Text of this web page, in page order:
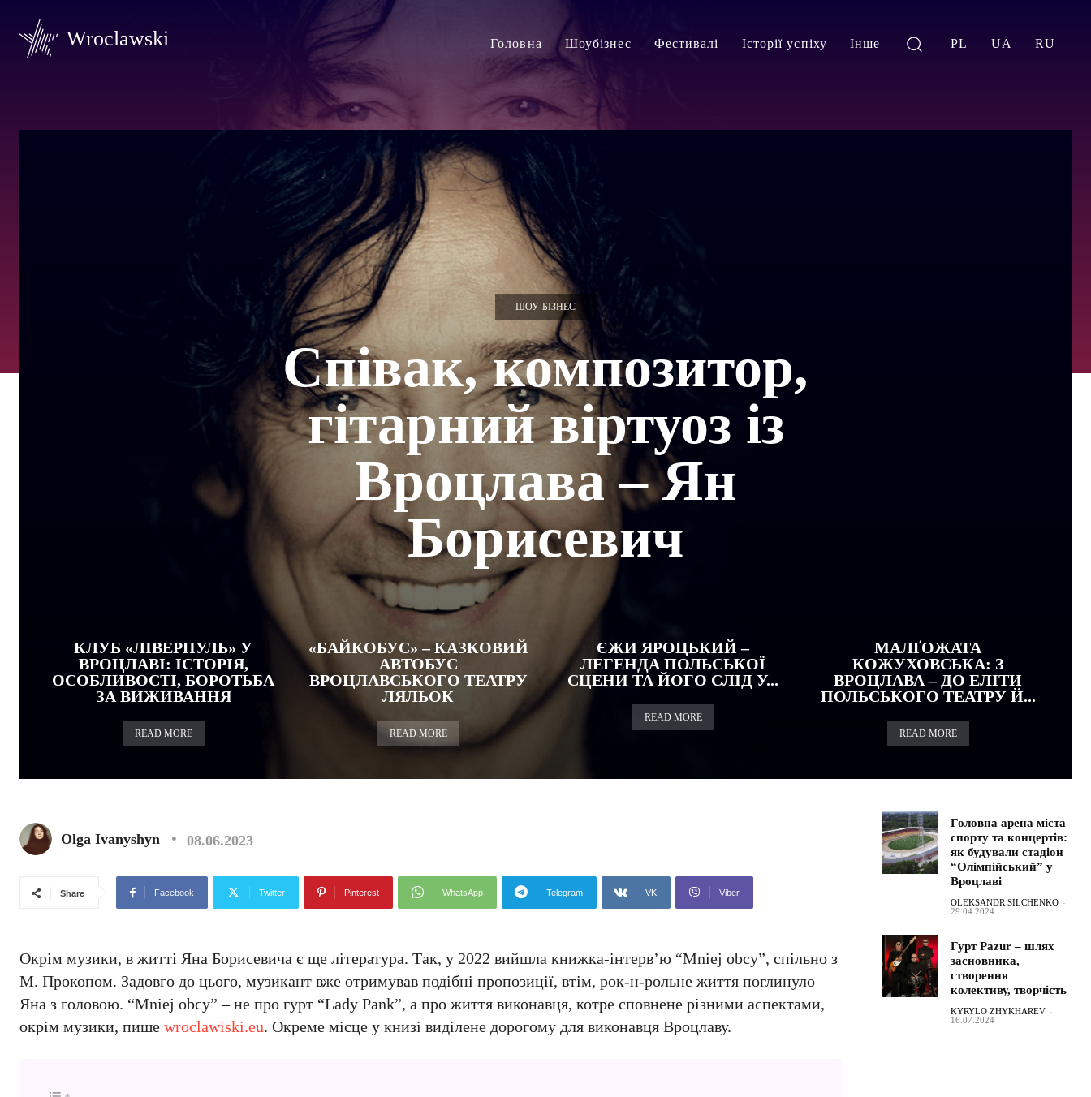
Wroclawski Головна Шоубізнес Фестивалі Історії успіху Інше PL UA RU
ШОУ-БІЗНЕС
Співак, композитор,
гітарний віртуоз із
Вроцлава – Ян
Борисевич
КЛУБ «ЛІВЕРПУЛЬ» У
ВРОЦЛАВІ: ІСТОРІЯ,
ОСОБЛИВОСТІ, БОРОТЬБА
ЗА ВИЖИВАННЯ
READ MORE
«БАЙКОБУС» – КАЗКОВИЙ
АВТОБУС
ВРОЦЛАВСЬКОГО ТЕАТРУ
ЛЯЛЬОК
READ MORE
ЄЖИ ЯРОЦЬКИЙ –
ЛЕГЕНДА ПОЛЬСЬКОЇ
СЦЕНИ ТА ЙОГО СЛІД У...
READ MORE
МАЛҐОЖАТА
КОЖУХОВСЬКА: З
ВРОЦЛАВА – ДО ЕЛІТИ
ПОЛЬСЬКОГО ТЕАТРУ Й...
READ MORE
Olga Ivanyshyn 08.06.2023
Share Facebook Twitter Pinterest WhatsApp Telegram VK Viber
Окрім музики, в житті Яна Борисевича є ще література. Так, у 2022 вийшла книжка-інтерв’ю “Mniej obcy”, спільно з
М. Прокопом. Задовго до цього, музикант вже отримував подібні пропозиції, втім, рок-н-рольне життя поглинуло
Яна з головою. “Mniej obcy” – не про гурт “Lady Pank”, а про життя виконавця, котре сповнене різними аспектами,
окрім музики, пише wroclawiski.eu. Окреме місце у книзі виділене дорогому для виконавця Вроцлаву.
Головна арена міста
спорту та концертів:
як будували стадіон
“Олімпійський” у
Вроцлаві
OLEKSANDR SILCHENKO -
29.04.2024
Гурт Pazur – шлях
засновника,
створення
колективу, творчість
KYRYLO ZHYKHAREV -
16.07.2024